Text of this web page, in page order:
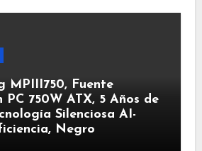
MPIII750, Fuente
750W ATX, 5 Años de
Silenciosa AI-
Negro